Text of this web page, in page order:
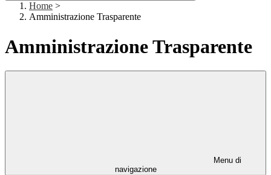
Home >
Amministrazione Trasparente
Amministrazione Trasparente
Menu di
navigazione